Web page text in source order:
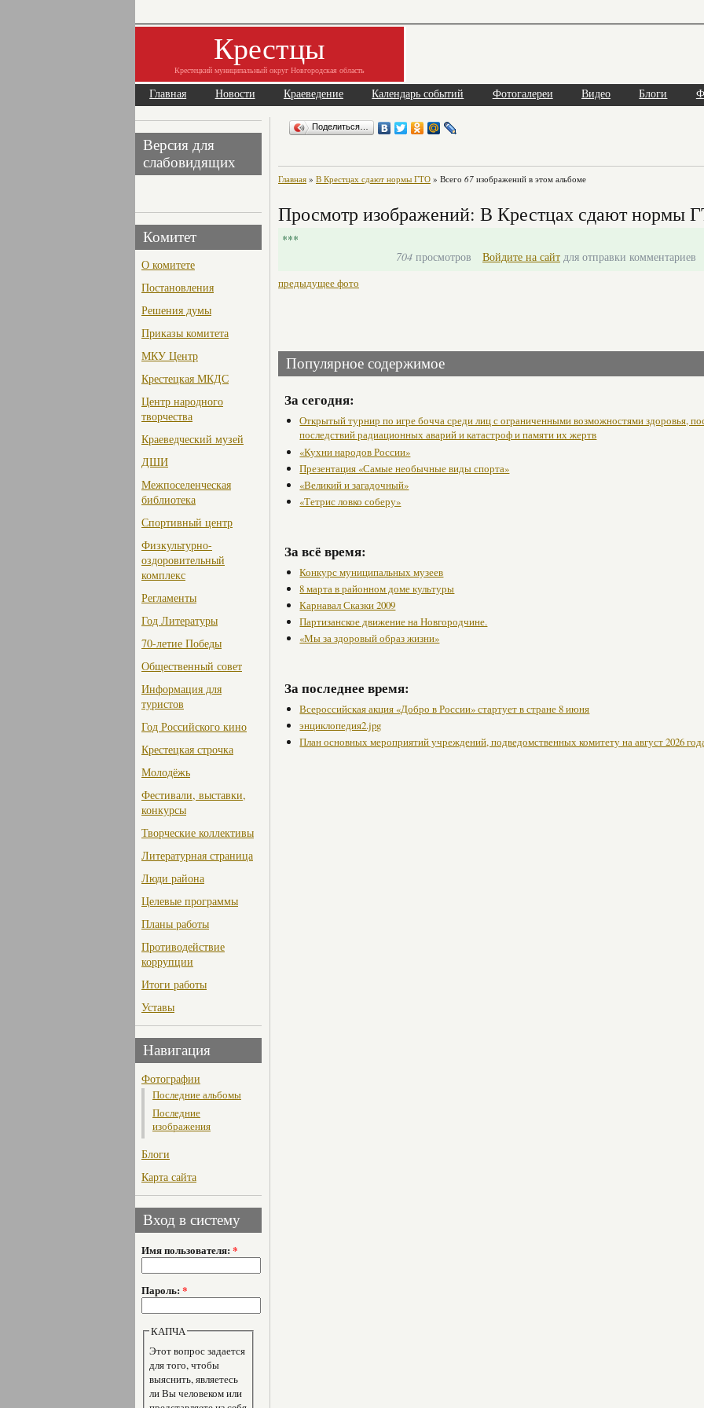
Крестцы
Крестецкий муниципальный округ Новгородская область
Главная Новости Краеведение Календарь событий Фотогалереи Видео Блоги
Версия для
слабовидящих
Комитет
О комитете
Постановления
Решения думы
Приказы комитета
МКУ Центр
Крестецкая МКДС
Центр народного
творчества
Краеведческий музей
ДШИ
Межпоселенческая
библиотека
Спортивный центр
Физкультурно-
оздоровительный
комплекс
Регламенты
Год Литературы
70-летие Победы
Общественный совет
Информация для
туристов
Год Российского кино
Крестецкая строчка
Молодёжь
Фестивали, выставки,
конкурсы
Творческие коллективы
Литературная страница
Люди района
Целевые программы
Планы работы
Противодействие
коррупции
Итоги работы
Уставы
Навигация
Фотографии
Последние альбомы
Последние
изображения
Блоги
Карта сайта
Вход в систему
Имя пользователя: *
Пароль: *
КАПЧА
Этот вопрос задается
для того, чтобы
выяснить, являетесь
ли Вы человеком или
Поделиться…
Главная » В Крестцах сдают нормы ГТО » Всего 67 изображений в этом альбоме
Просмотр изображений: В Крестцах сдают нормы
***
704 просмотров Войдите на сайт для отправки комментариев
предыдущее фото
Популярное содержимое
За сегодня:
Открытый турнир по игре бочча среди лиц с ограниченными возможностями здоровья,
последствий радиационных аварий и катастроф и памяти их жертв
«Кухни народов России»
Презентация «Самые необычные виды спорта»
«Великий и загадочный»
«Тетрис ловко соберу»
За всё время:
Конкурс муниципальных музеев
8 марта в районном доме культуры
Карнавал Сказки 2009
Партизанское движение на Новгородчине.
«Мы за здоровый образ жизни»
За последнее время:
Всероссийская акция «Добро в России» стартует в стране 8 июня
энциклопедия2.jpg
План основных мероприятий учреждений, подведомственных комитету на август 2026